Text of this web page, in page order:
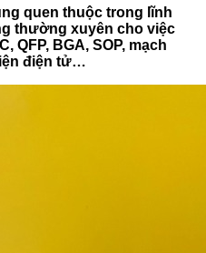
quen thuộc trong lĩnh
thường xuyên cho việc
QFP, BGA, SOP, mạch
điện tử…